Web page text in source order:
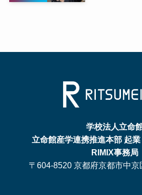
学校法人立命
立命館産学連携推進本部 起
RIMIX事務局
〒604-8520 京都府京都市中